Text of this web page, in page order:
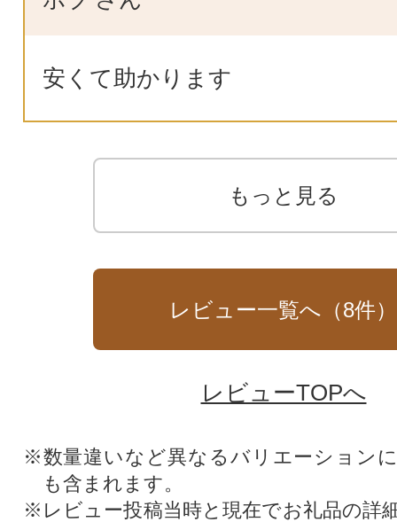
安くて助かります
もっと見る
レビュー一覧へ（8件）
レビューTOPへ
※数量違いなど異なるバリエーション
も含まれます。
※レビュー投稿当時と現在でお礼品の詳